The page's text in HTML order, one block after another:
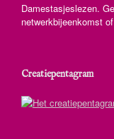
Damestasjeslezen.
netwerkbijeenkomst
Creatiepentagram